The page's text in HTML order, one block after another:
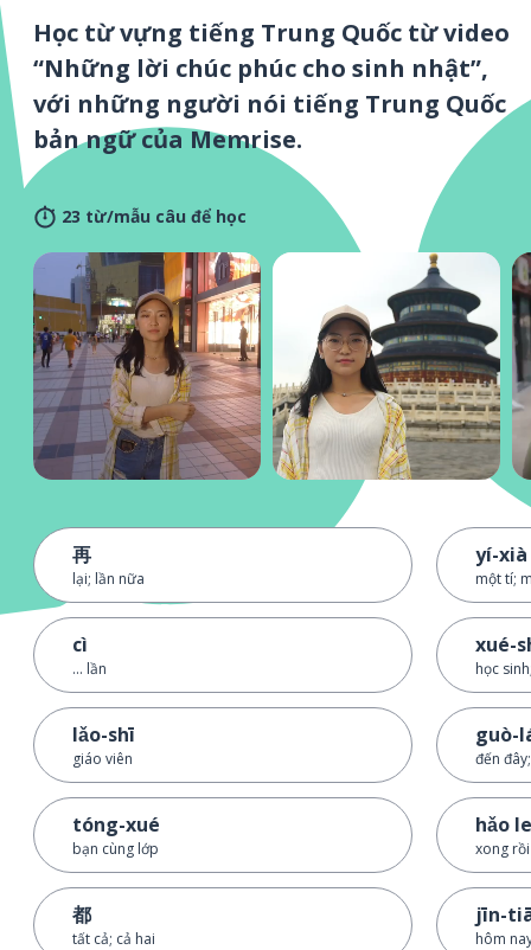
Học từ vựng tiếng Trung Quốc từ video
“Những lời chúc phúc cho sinh nhật”,
với những người nói tiếng Trung Quốc
bản ngữ của Memrise.
23 từ/mẫu câu để học
再
lại; lần nữa
cì
... lần
lǎo-shī
giáo viên
tóng-xué
bạn cùng lớp
都
tất cả; cả hai
yí-xià
một tí;
xué-
học
guò-
đến
hǎo le
xong
jīn-
hôm